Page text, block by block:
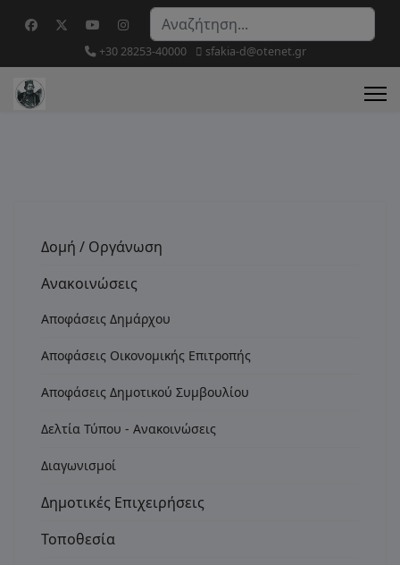
Αναζήτηση...
+30 28253-40000 sfakia-d@otenet.gr
Δομή / Οργάνωση
Ανακοινώσεις
Αποφάσεις Δημάρχου
Αποφάσεις Οικονομικής Επιτροπής
Αποφάσεις Δημοτικού Συμβουλίου
Δελτία Τύπου - Ανακοινώσεις
Διαγωνισμοί
Δημοτικές Επιχειρήσεις
Τοποθεσία